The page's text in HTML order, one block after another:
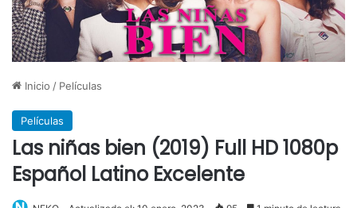
Inicio / Películas
Películas
Las niñas bien (2019) Full HD 1080p
Español Latino Excelente